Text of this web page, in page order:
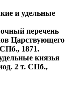
и удельные
перечень
Царствующего
1871.
князья
2 т. СПб.,